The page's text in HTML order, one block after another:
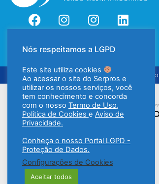
Para o atendimento
Nós respeitamos a LGPD
Este site utiliza cookies
Ao acessar o site do Serpros e
utilizar os nossos serviços, você
tem conhecimento e concorda
com o nosso Termo de Uso,
Política de Cookies e Aviso de
Privacidade.
Conheça o nosso Portal LGPD -
Proteção de Dados.
Configurações de Cookies
Aceitar todos